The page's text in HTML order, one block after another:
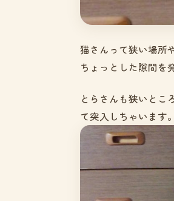
猫さんって狭い場所
ちょっとした隙間を
とらさんも狭いとこ
て突入しちゃいます。